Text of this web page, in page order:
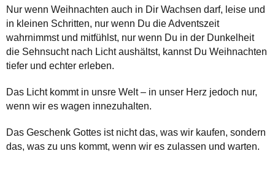
Nur wenn Weihnachten auch in Dir Wachsen darf, leise und
in kleinen Schritten, nur wenn Du die Adventszeit
wahrnimmst und mitfühlst, nur wenn Du in der Dunkelheit
die Sehnsucht nach Licht aushältst, kannst Du Weihnachten
tiefer und echter erleben.
Das Licht kommt in unsre Welt – in unser Herz jedoch nur,
wenn wir es wagen innezuhalten.
Das Geschenk Gottes ist nicht das, was wir kaufen, sondern
das, was zu uns kommt, wenn wir es zulassen und warten.